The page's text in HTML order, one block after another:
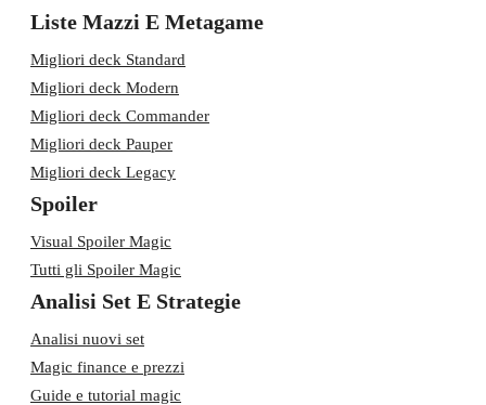
Liste Mazzi E Metagame
Migliori deck Standard
Migliori deck Modern
Migliori deck Commander
Migliori deck Pauper
Migliori deck Legacy
Spoiler
Visual Spoiler Magic
Tutti gli Spoiler Magic
Analisi Set E Strategie
Analisi nuovi set
Magic finance e prezzi
Guide e tutorial magic